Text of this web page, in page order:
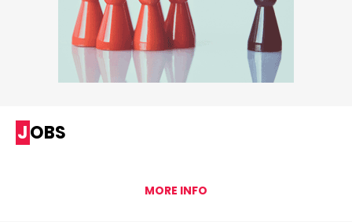
JOBS
MORE INFO